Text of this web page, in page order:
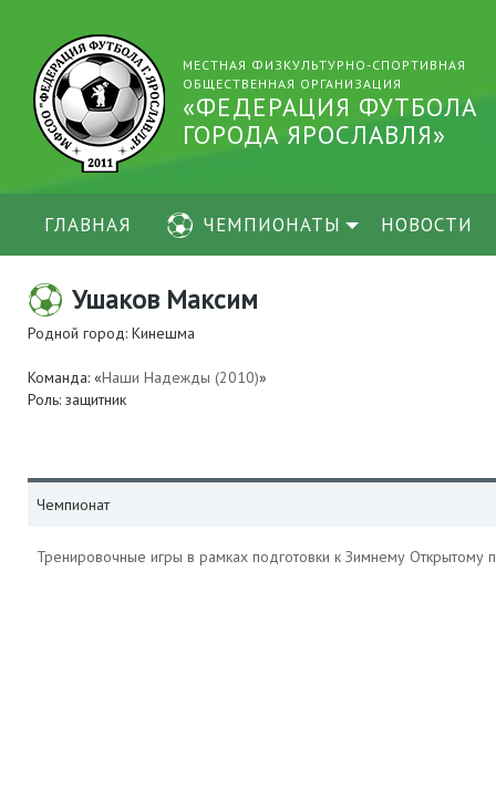
МЕСТНАЯ ФИЗКУЛЬТУРНО-СПОРТИВНАЯ
ОБЩЕСТВЕННАЯ ОРГАНИЗАЦИЯ
«ФЕДЕРАЦИЯ ФУТБОЛА
ГОРОДА ЯРОСЛАВЛЯ»
ГЛАВНАЯ ЧЕМПИОНАТЫ НОВОСТИ
Ушаков Максим
Родной город: Кинешма
Команда: «Наши Надежды (2010)»
Роль: защитник
Чемпионат
Тренировочные игры в рамках подготовки к Зимнему